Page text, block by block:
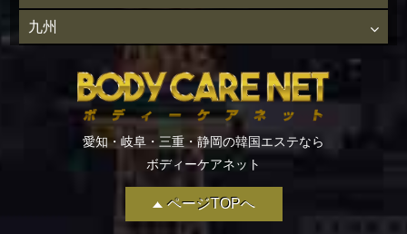
ページTOPへ
九州
愛知・岐阜・三重・静岡の韓国エステなら
ボディーケアネット